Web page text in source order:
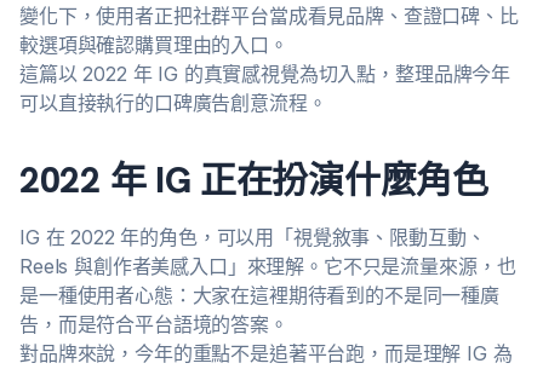
變化下，使用者正把社群平台當成看見品牌、查證口碑、比
較選項與確認購買理由的入口。
這篇以 2022 年 IG 的真實感視覺為切入點，整理品牌今年
可以直接執行的口碑廣告創意流程。
2022 年 IG 正在扮演什麼角色
IG 在 2022 年的角色，可以用「視覺敘事、限動互動、
Reels 與創作者美感入口」來理解。它不只是流量來源，也
是一種使用者心態：大家在這裡期待看到的不是同一種廣
告，而是符合平台語境的答案。
對品牌來說，今年的重點不是追著平台跑，而是理解 IG 為